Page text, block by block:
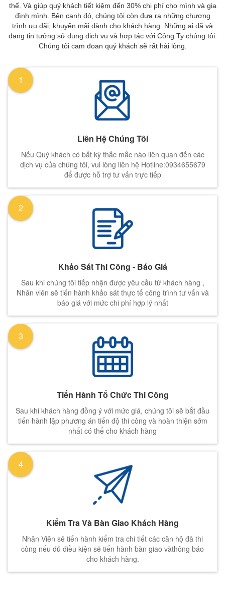
thể. Và giúp quý khách tiết kiệm đến 30% chi phí cho mình và gia
đình mình. Bên canh đó, chúng tôi còn đưa ra những chương
trình ưu đãi, khuyến mãi dành cho khách hàng. Những ai đã và
đang tin tưởng sử dụng dịch vụ và hơp tác với Công Ty chúng tôi.
Chúng tôi cam đoan quý khách sẽ rất hài lòng.
Liên Hệ Chúng Tôi
Nếu Quý khách có bất kỳ thắc mắc nào liên quan đến các
dịch vụ của chúng tôi, vui lòng liên hệ Hotline:0934655679
để được hỗ trợ tư vấn trực tiếp
1
Khảo Sát Thi Công - Báo Giá
Sau khi chúng tôi tiếp nhận được yêu cầu từ khách hàng ,
Nhân viên sẽ tiến hành khảo sát thực tế công trình tư vấn và
báo giá với mức chi phí hợp lý nhất
2
Tiến Hành Tổ Chức Thi Công
Sau khi khách hàng đồng ý với mức giá, chúng tôi sẽ bắt đầu
tiến hành lập phương án tiến độ thi công và hoàn thiện sớm
nhất có thể cho khách hàng
3
Kiểm Tra Và Bàn Giao Khách Hàng
Nhân Viên sẽ tiến hành kiểm tra chi tiết các căn hộ đã thi
công nếu đủ điều kiện sẽ tiến hành bàn giao vàthông báo
cho khách hàng.
4